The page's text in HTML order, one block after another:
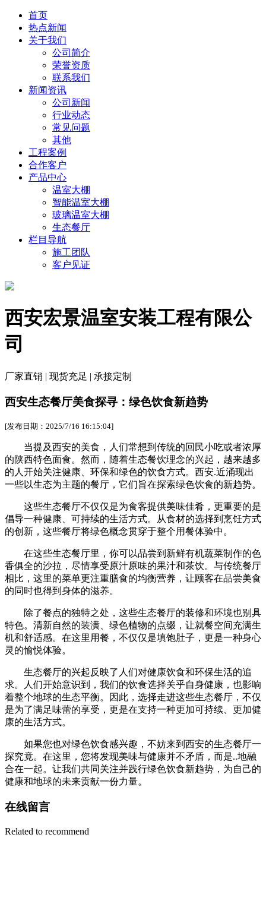
首页
热点新闻
关于我们
公司简介
荣誉资质
联系我们
新闻资讯
公司新闻
行业动态
常见问题
其他
工程案例
合作客户
产品中心
温室大棚
智能温室大棚
玻璃温室大棚
生态餐厅
栏目导航
施工团队
客户见证
西安宏景温室安装工程有限公
司
厂家直销 | 现货充足 | 承接定制
西安生态餐厅美食探寻：绿色饮食新趋势
[发布日期：2025/7/16 16:15:04]
当提及西安的美食，人们常想到传统的回民小吃或者浓厚
的陕西特色面食。然而，随着生态餐饮理念的兴起，越来越多
的人开始关注健康、环保和绿色的饮食方式。西安.近涌现出
一些以生态为主题的餐厅，它们旨在探索绿色饮食的新趋势。
这些生态餐厅不仅仅是为食客提供美味佳肴，更重要的是
倡导一种健康、可持续的生活方式。从食材的选择到烹饪方式
的创新，这些餐厅将绿色概念贯穿于整个用餐体验中。
在这些生态餐厅里，你可以品尝到新鲜有机蔬菜制作的色
香俱全的沙拉，尽情享受原汁原味的果汁和茶饮。与传统餐厅
相比，这里的菜单更注重膳食的均衡营养，让顾客在品尝美食
的同时也得到身体的滋养。
除了餐点的独特之处，这些生态餐厅的装修和环境也别具
特色。清新自然的装潢、绿色植物的点缀，让就餐空间充满生
机和舒适感。在这里用餐，不仅仅是填饱肚子，更是一种身心
灵的愉悦体验。
生态餐厅的兴起反映了人们对健康饮食和环保生活的追
求。人们开始意识到，我们的饮食选择关乎自身健康，也影响
着整个地球的生态平衡。因此，选择走进这些生态餐厅，不仅
是为了满足味蕾的享受，更是在支持一种更加可持续、更加健
康的生活方式。
如果您也对绿色饮食感兴趣，不妨来到西安的生态餐厅一
探究竟。在这里，您将发现美味与健康并不矛盾，而是..地融
合在一起。让我们共同关注并践行绿色饮食新趋势，为自己的
健康和地球的未来贡献一份力量。
在线留言
Related to recommend